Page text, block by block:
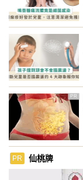
PR
PR 仙桃牌